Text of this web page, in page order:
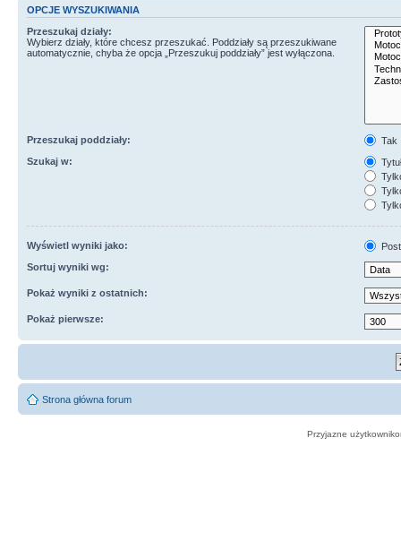
OPCJE WYSZUKIWANIA
Przeszukaj działy:
Wybierz działy, które chcesz przeszukać. Poddziały są przeszukiwane
automatycznie, chyba że opcja „Przeszukuj poddziały” jest wyłączona.
Przeszukaj poddziały:
Tak
Szukaj w:
Wyświetl wyniki jako:
Sortuj wyniki wg:
Pokaż wyniki z ostatnich:
Pokaż pierwsze:
Strona główna forum
Przyjazne